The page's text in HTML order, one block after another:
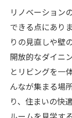
リノベーション
できる点にあり
りの見直しや壁
開放的なダイニ
とリビングを一
んなが集まる場
り、住まいの快